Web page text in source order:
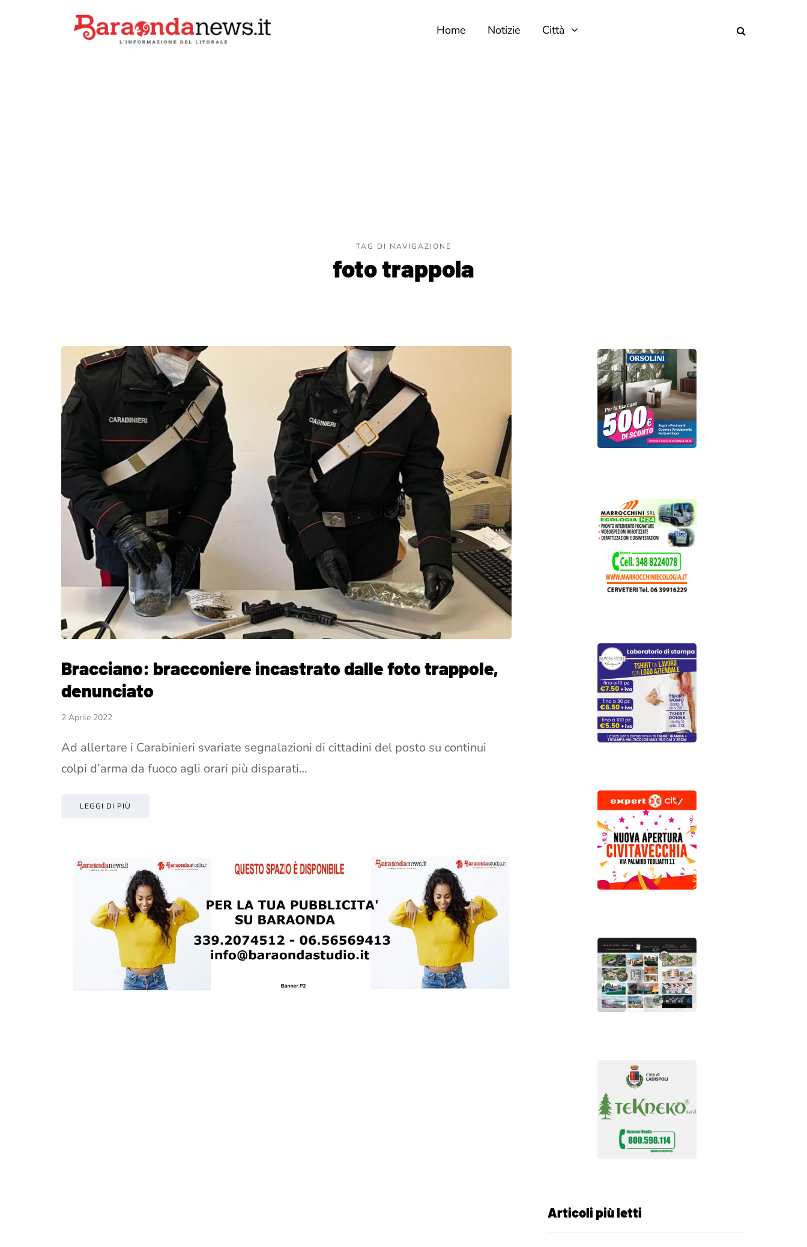
Home Notizie Città
TAG DI NAVIGAZIONE
foto trappola
Bracciano: bracconiere incastrato dalle foto trappole,
denunciato
2 Aprile 2022
Ad allertare i Carabinieri svariate segnalazioni di cittadini del posto su continui
colpi d’arma da fuoco agli orari più disparati…
LEGGI DI PIÙ
Articoli più letti